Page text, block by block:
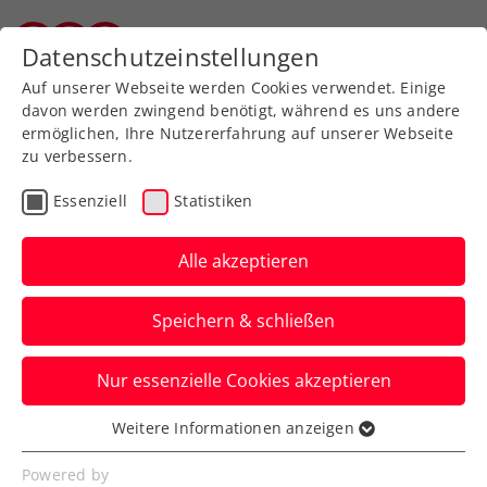
Zurück zur Newsübersicht
Turniere
Generali Open Kitzbühel:
Spielerfeld steht fest
Zu Stars wie Casper Ruud und Matteo
Berrettini kommen Sebastian Ofner,
Dominic Thiem und Joel Schwärzler.
Verfasst von: Presseaussendung / Redaktion, 25.06.2024
Datenschutzeinstellungen
Auf unserer Webseite werden Cookies verwendet. Einige
davon werden zwingend benötigt, während es uns andere
ermöglichen, Ihre Nutzererfahrung auf unserer Webseite
zu verbessern.
Essenziell Statistiken
Alle akzeptieren
Speichern & schließen
Nur essenzielle Cookies akzeptieren
Essenziell
Essenzielle Cookies werden für grundlegende
Weitere Informationen anzeigen
Powered by